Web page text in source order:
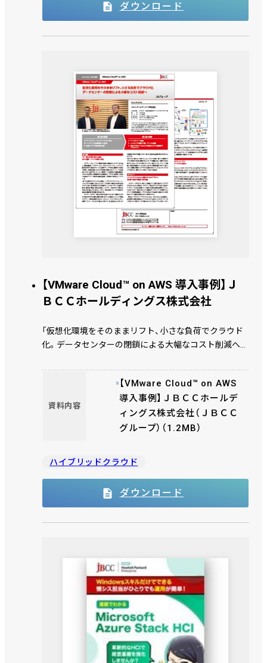
ダウンロード
【VMware Cloud™ on AWS 導入事例】Ｊ
ＢＣＣホールディングス株式会社
「仮想化環境をそのままリフト、小さな負荷でクラウド
化。データセンターの閉鎖による大幅なコスト削減へ」
きた豊富な知見から、 自社にとって 最適な構成でのク
ラウド移行を短期間で実現した今回の事例では、
VMware 製品の知見を持つ社員が携わっただけなく、Ｊ
ＢＣＣがヴイエムウェア社と長年培ってきたパートナ
ーシップ による協力体制、経験と知見も活かされていま
資料内容
【VMware Cloud™ on AWS
導入事例】ＪＢＣＣホールデ
ィングス株式会社（ＪＢＣＣ
グループ）（1.2MB）
ハイブリッドクラウド
ダウンロード